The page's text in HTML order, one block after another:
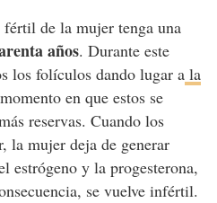
de la mujer tenga una
años. Durante este
los folículos dando lugar ala
en que estos se
reservas. Cuando los
la mujer deja de generar
estrógeno y la progesterona,
se vuelve infértil.